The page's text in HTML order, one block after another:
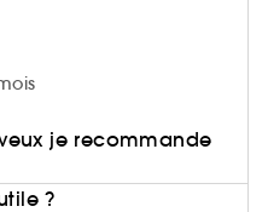
je recommande
?